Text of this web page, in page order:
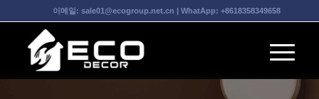
이메일: sale01@ecogroup.net.cn | WhatApp: +8618358349658